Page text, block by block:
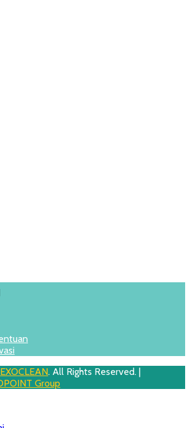
EXOCLEAN. All Rights Reserved. |
Group